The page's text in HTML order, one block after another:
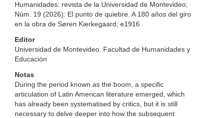
Humanidades: revista de la Universidad de Montevideo;
Núm. 19 (2026): El punto de quiebre. A 180 años del giro
en la obra de Søren Kierkegaard; e1916
Editor
Universidad de Montevideo. Facultad de Humanidades y
Educación
Notas
During the period known as the boom, a specific
articulation of Latin American literature emerged, which
has already been systematised by critics, but it is still
necessary to delve deeper into how the subsequent